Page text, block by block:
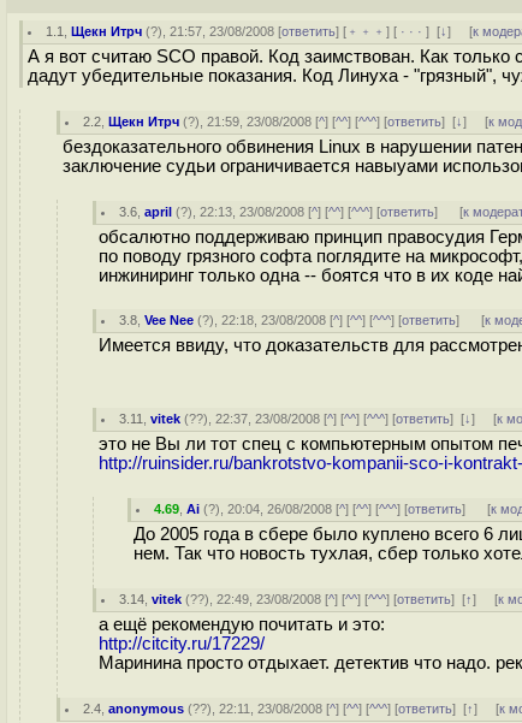
1.1 ,Щекн Итрч (?), 21:57, 23/08/2008 [ответить] [ ﹢﹢﹢] [ · · ·][↓] [к
А я вот считаю SCO правой. Код заимствован. Как
дадут убедительные показания. Код Линуха - "грязный",
2.2 ,Щекн Итрч (?), 21:59, 23/08/2008 [^] [^^] [^^^] [ответить][↓] [к
бездоказательного обвинения Linux в нарушении
заключение судьи ограничивается навыуами
3.6 ,april (?), 22:13, 23/08/2008 [^] [^^] [^^^] [ответить] [к
обсалютно поддерживаю принцип правосудия
по поводу грязного софта поглядите на
инжиниринг только одна -- боятся что в их коде
3.8 ,Vee Nee (?), 22:18, 23/08/2008 [^] [^^] [^^^] [ответить] [к
Имеется ввиду, что доказательств для
3.11 ,vitek (??), 22:37, 23/08/2008 [^] [^^] [^^^] [ответить][↓] [к
это не Вы ли тот спец с компьютерным опытом
http://ruinsider.ru/bankrotstvo-kompanii-sco-i-
4.69 ,Ai (?), 20:04, 26/08/2008 [^] [^^] [^^^] [ответить] [к
До 2005 года в сбере было куплено всего 6
нем. Так что новость тухлая, сбер только
3.14 ,vitek (??), 22:49, 23/08/2008 [^] [^^] [^^^] [ответить][↑] [к
а ещё рекомендую почитать и это:
http://citcity.ru/17229/
Маринина просто отдыхает. детектив что надо.
2.4 ,anonymous (??), 22:11, 23/08/2008 [^] [^^] [^^^] [ответить][↑] [к